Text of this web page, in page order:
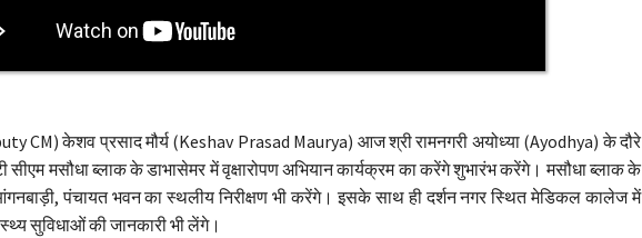
CM) केशव प्रसाद मौर्य (Keshav Prasad Maurya) आज श्री रामनगरी अयोध्या (Ayodhya) के दौरे
सीएम मसौधा ब्लाक के डाभासेमर में वृक्षारोपण अभियान कार्यक्रम का करेंगे शुभारंभ करेंगे। मसौधा ब्लाक के
पंचायत भवन का स्थलीय निरीक्षण भी करेंगे। इसके साथ ही दर्शन नगर स्थित मेडिकल कालेज में
सुविधाओं की जानकारी भी लेंगे।